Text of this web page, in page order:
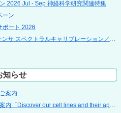
2026 Jul - Sep 神経科学研究関連特集
ーン
ポート 2026
ルキャリブレーション／点検サービス キャンペーン
知らせ
案内
Discover our cell lines and their applications」